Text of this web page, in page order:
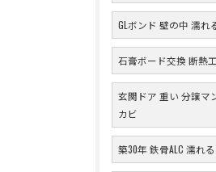
GLボンド 壁の中 濡れ
石膏ボード交換 断熱
玄関ドア 重い 分譲マ
カビ
築30年 鉄骨ALC 濡れ